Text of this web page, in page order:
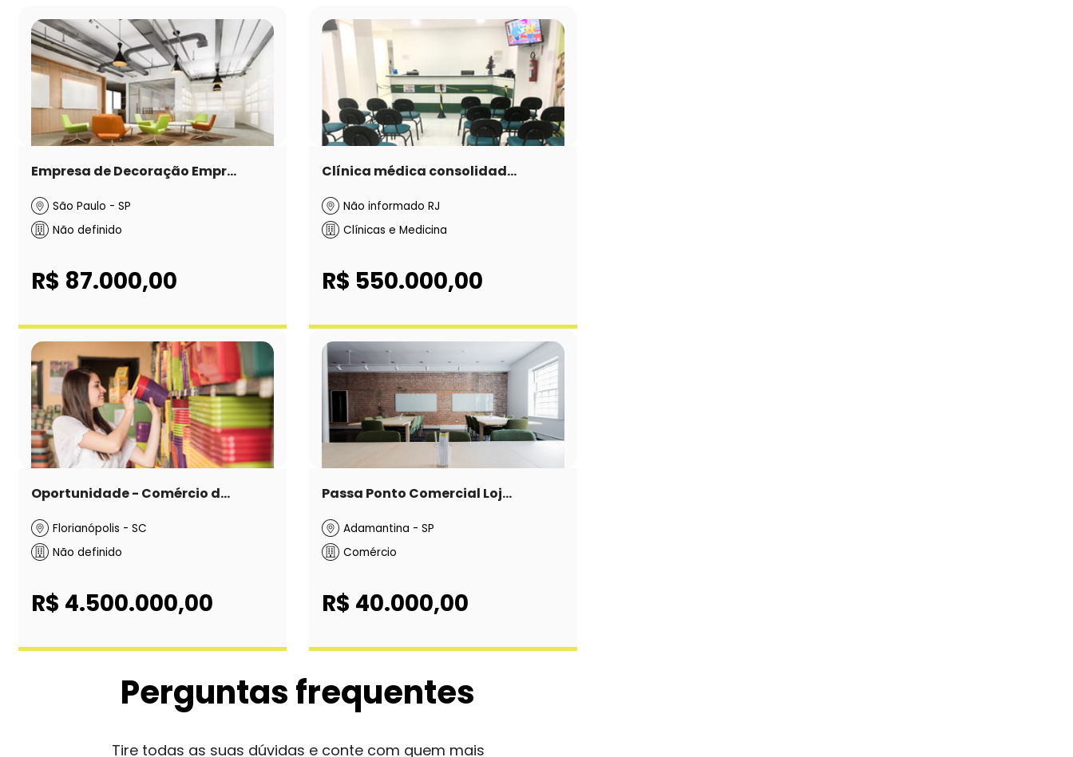
Empresa de Decoração Empr...
São Paulo - SP
Não definido
R$ 87.000,00
Clínica médica consolidad...
Não informado RJ
Clínicas e Medicina
R$ 550.000,00
Oportunidade - Comércio d...
Florianópolis - SC
Não definido
R$ 4.500.000,00
Passa Ponto Comercial Loj...
Adamantina - SP
Comércio
R$ 40.000,00
Perguntas frequentes
Tire todas as suas dúvidas e conte com quem mais